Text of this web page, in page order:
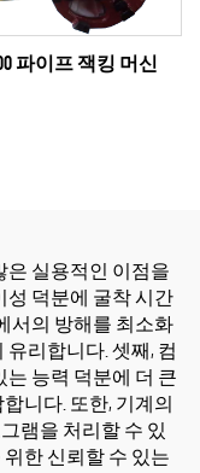
파이프 잭킹 머신
은 실용적인 이점을
성 덕분에 굴착 시간
서의 방해를 최소화
리합니다. 셋째, 컴
능력 덕분에 더 큰
니다. 또한, 기계의
램을 처리할 수 있
한 신뢰할 수 있는